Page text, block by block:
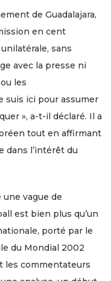
de Guadalajara,
en cent
sans
avec la presse ni
les
suis ici pour assumer
», a-t-il déclaré. Il a
tout en affirmant
dans l’intérêt du
vague de
est bien plus qu’un
porté par le
du Mondial 2002
les commentateurs